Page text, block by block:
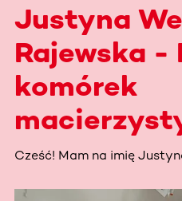
Justyna
Rajewska -
komórek
Cześć! Mam na imię